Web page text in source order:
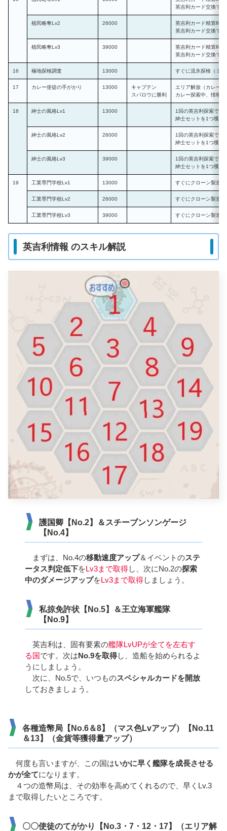
英吉利カード交換で
植民略奪Lv2 26000
英吉利カード精算時
英吉利カード交換で
植民略奪Lv3 39000
英吉利カード精算時
英吉利カード交換で
16 極地探検調査 13000 すぐに流氷探検（ミ
17 カレー使徒の手がかり 13000
キャプテン
スパロウに勝利
エリア解放（カレー）
カレー探索中、情報
18 紳士の風格Lv1 13000
1回の英吉利探索で加
紳士セットを1つ獲得
紳士の風格Lv2 26000
1回の英吉利探索で加
紳士セットを1つ獲得
紳士の風格Lv3 39000
1回の英吉利探索で加
紳士セットを1つ獲得
19 工業専門学校Lv1 13000 すぐにクローン製造
工業専門学校Lv2 26000 すぐにクローン製造
工業専門学校Lv3 39000 すぐにクローン製造
英吉利情報 のスキル解説
護国卿【No.2】＆スチーブンソンゲージ
【No.4】
まずは、No.4の移動速度アップ＆イベントのステ
ータス判定低下をLv3まで取得し、次にNo.2の探索
中のダメージアップをLv3まで取得しましょう。
私掠免許状【No.5】＆王立海軍艦隊
【No.9】
英吉利は、固有要素の艦隊LvUPが全てを左右す
る国です。次はNo.9を取得し、造船を始められるよ
うにしましょう。
次に、No.5で、いつものスペシャルカードを開放
しておきましょう。
各種造幣局【No.6＆8】（マス色Lvアップ）【No.11
＆13】（金貨等獲得量アップ）
何度も言いますが、この国はいかに早く艦隊を成長させる
かが全てになります。
４つの造幣局は、その効率を高めてくれるので、早くLv.3
まで取得したいところです。
〇〇使徒のてがかり【No.3・7・12・17】（エリア解